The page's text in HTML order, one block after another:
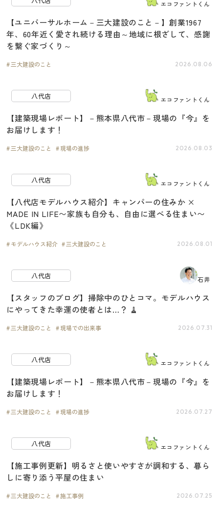
エコファントくん
【ユニバーサルホーム－三大建設のこと－】創業1967
年、60年近く愛され続ける理由～地域に根ざして、感謝
を繋ぐ家づくり～
三大建設のこと 2026.08.06
八代店 エコファントくん
【建築現場レポート】－熊本県八代市－現場の『今』を
お届けします！
三大建設のこと 現場の進捗 2026.08.03
八代店 エコファントくん
【八代店モデルハウス紹介】キャンパーの住みか ×
MADE IN LIFE〜家族も自分も、自由に選べる住まい〜
《LDK編》
モデルハウス紹介 三大建設のこと 2026.08.01
八代店 石井
【スタッフのブログ】掃除中のひとコマ。モデルハウス
にやってきた幸運の使者とは…？ 🧹
三大建設のこと 現場での出来事 2026.07.31
八代店 エコファントくん
【建築現場レポート】－熊本県八代市－現場の『今』を
お届けします！
三大建設のこと 現場の進捗 2026.07.27
八代店 エコファントくん
【施工事例更新】明るさと使いやすさが調和する、暮ら
しに寄り添う平屋の住まい
三大建設のこと 施工事例 2026.07.25